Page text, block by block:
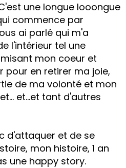
une longue looongue
commence par
ai parlé qui m'a
l'intérieur tel une
mon coeur et
pour en retirer ma joie,
de ma volonté et mon
et...et tant d'autres
d'attaquer et de se
mon histoire, 1 an
une happy story.